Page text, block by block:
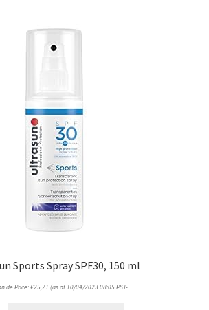
Sports Spray SPF30, 150 ml
Price:€25,21 (as of 10/04/2023 08:05 PST-